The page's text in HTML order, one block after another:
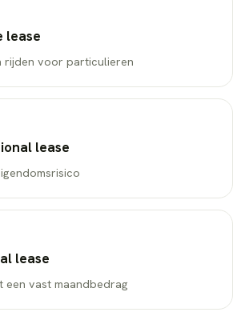
lease
rijden voor particulieren
lease
lease
een vast maandbedrag